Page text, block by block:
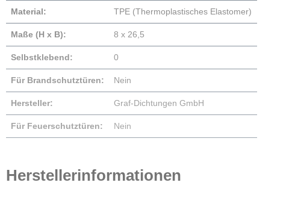
Material: TPE (Thermoplastisches Elastomer)
Maße (H x B): 8 x 26,5
Selbstklebend: 0
Für Brandschutztüren: Nein
Hersteller: Graf-Dichtungen GmbH
Für Feuerschutztüren: Nein
Herstellerinformationen